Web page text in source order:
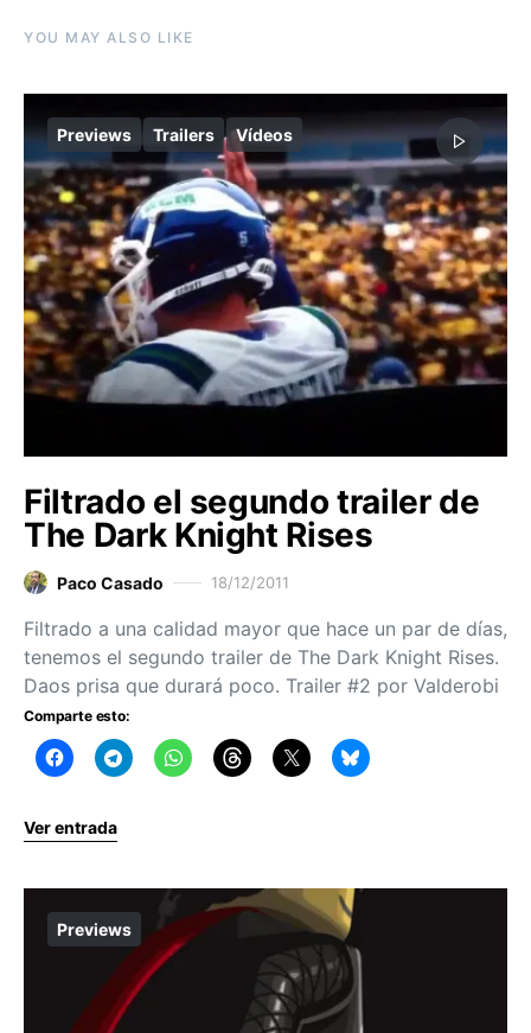
YOU MAY ALSO LIKE
Previews Trailers Vídeos
Filtrado el segundo trailer de
The Dark Knight Rises
Paco Casado 18/12/2011
Filtrado a una calidad mayor que hace un par de días,
tenemos el segundo trailer de The Dark Knight Rises.
Daos prisa que durará poco. Trailer #2 por Valderobi
Comparte esto:
Ver entrada
Previews